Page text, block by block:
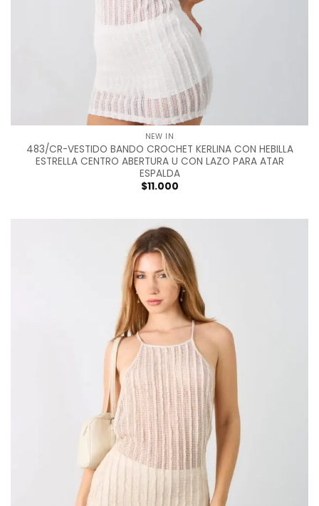
NEW IN
483/CR-VESTIDO BANDO CROCHET KERLINA CON HEBILLA
ESTRELLA CENTRO ABERTURA U CON LAZO PARA ATAR
ESPALDA
$11.000